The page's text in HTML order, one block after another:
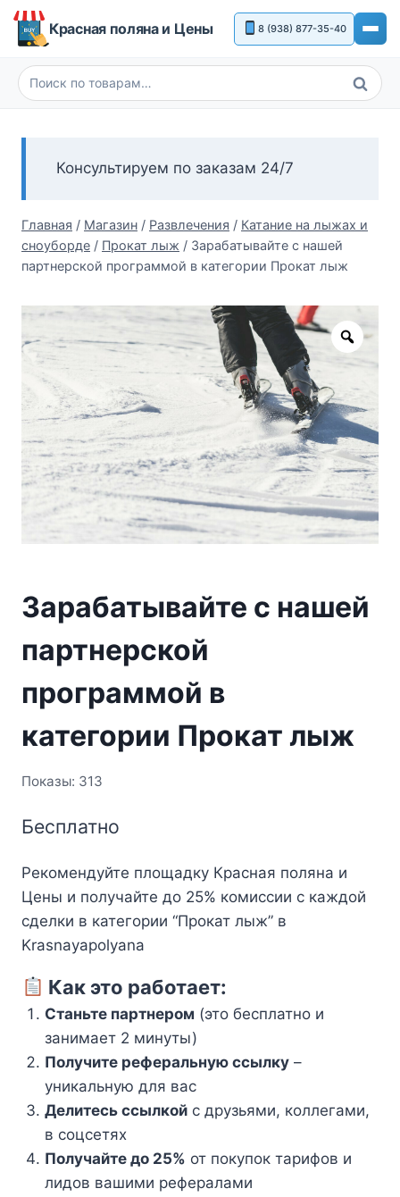
Перейти
Красная поляна и Цены 8 (938) 877-35-40
Искать:
Поиск
Консультируем по заказам 24/7
Главная / Магазин / Развлечения / Катание на лыжах и
сноуборде / Прокат лыж / Зарабатывайте с нашей
партнерской программой в категории Прокат лыж
Zoom
Зарабатывайте с нашей
партнерской
программой в
категории Прокат лыж
Показы: 313
Бесплатно
Рекомендуйте площадку Красная поляна и
Цены и получайте до 25% комиссии с каждой
сделки в категории “Прокат лыж” в
Krasnayapolyana
Как это работает:
Станьте партнером (это бесплатно и
занимает 2 минуты)
Получите реферальную ссылку–
уникальную для вас
Делитесь ссылкойс друзьями, коллегами,
в соцсетях
Получайте до 25% от покупок тарифов и
лидов вашими рефералами